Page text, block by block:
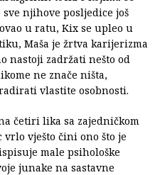
njihove posljedice još
u ratu, Kix se upleo u
Maša je žrtva karijerizma
nastoji zadržati nešto od
ne znače ništa,
vlastite osobnosti.
četiri lika sa zajedničkom
vješto čini ono što je
male psihološke
junake na sastavne